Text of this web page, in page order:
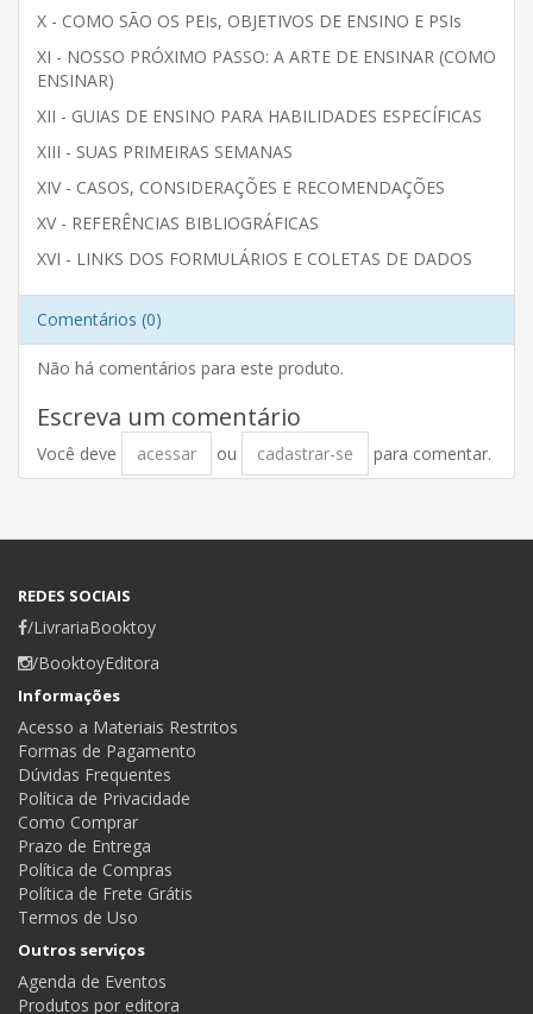
X - COMO SÃO OS PEIs, OBJETIVOS DE ENSINO E PSIs
XI - NOSSO PRÓXIMO PASSO: A ARTE DE ENSINAR (COMO
ENSINAR)
XII - GUIAS DE ENSINO PARA HABILIDADES ESPECÍFICAS
XIII - SUAS PRIMEIRAS SEMANAS
XIV - CASOS, CONSIDERAÇÕES E RECOMENDAÇÕES
XV - REFERÊNCIAS BIBLIOGRÁFICAS
XVI - LINKS DOS FORMULÁRIOS E COLETAS DE DADOS
Comentários (0)
Não há comentários para este produto.
Escreva um comentário
Você deve acessar ou cadastrar-se para comentar.
REDES SOCIAIS
/LivrariaBooktoy
/BooktoyEditora
Informações
Acesso a Materiais Restritos
Formas de Pagamento
Dúvidas Frequentes
Política de Privacidade
Como Comprar
Prazo de Entrega
Política de Compras
Política de Frete Grátis
Termos de Uso
Outros serviços
Agenda de Eventos
Produtos por editora